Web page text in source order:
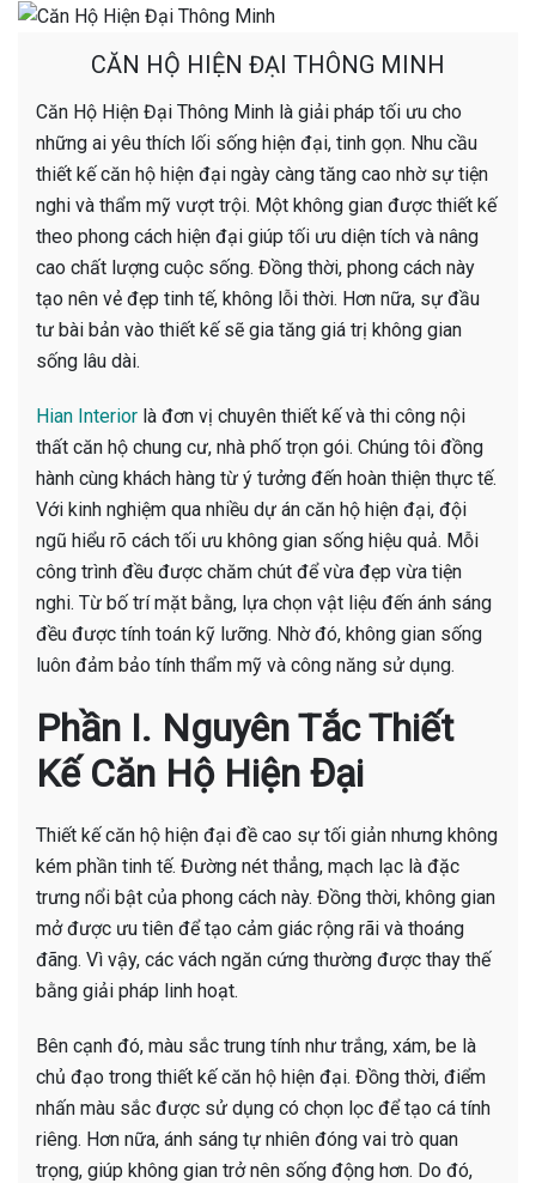
CĂN HỘ HIỆN ĐẠI THÔNG MINH
Căn Hộ Hiện Đại Thông Minh là giải pháp tối ưu cho
những ai yêu thích lối sống hiện đại, tinh gọn. Nhu cầu
thiết kế căn hộ hiện đại ngày càng tăng cao nhờ sự tiện
nghi và thẩm mỹ vượt trội. Một không gian được thiết kế
theo phong cách hiện đại giúp tối ưu diện tích và nâng
cao chất lượng cuộc sống. Đồng thời, phong cách này
tạo nên vẻ đẹp tinh tế, không lỗi thời. Hơn nữa, sự đầu
tư bài bản vào thiết kế sẽ gia tăng giá trị không gian
sống lâu dài.
Hian Interior là đơn vị chuyên thiết kế và thi công nội
thất căn hộ chung cư, nhà phố trọn gói. Chúng tôi đồng
hành cùng khách hàng từ ý tưởng đến hoàn thiện thực tế.
Với kinh nghiệm qua nhiều dự án căn hộ hiện đại, đội
ngũ hiểu rõ cách tối ưu không gian sống hiệu quả. Mỗi
công trình đều được chăm chút để vừa đẹp vừa tiện
nghi. Từ bố trí mặt bằng, lựa chọn vật liệu đến ánh sáng
đều được tính toán kỹ lưỡng. Nhờ đó, không gian sống
luôn đảm bảo tính thẩm mỹ và công năng sử dụng.
Phần I. Nguyên Tắc Thiết
Kế Căn Hộ Hiện Đại
Thiết kế căn hộ hiện đại đề cao sự tối giản nhưng không
kém phần tinh tế. Đường nét thẳng, mạch lạc là đặc
trưng nổi bật của phong cách này. Đồng thời, không gian
mở được ưu tiên để tạo cảm giác rộng rãi và thoáng
đãng. Vì vậy, các vách ngăn cứng thường được thay thế
bằng giải pháp linh hoạt.
Bên cạnh đó, màu sắc trung tính như trắng, xám, be là
chủ đạo trong thiết kế căn hộ hiện đại. Đồng thời, điểm
nhấn màu sắc được sử dụng có chọn lọc để tạo cá tính
riêng. Hơn nữa, ánh sáng tự nhiên đóng vai trò quan
trọng, giúp không gian trở nên sống động hơn. Do đó,